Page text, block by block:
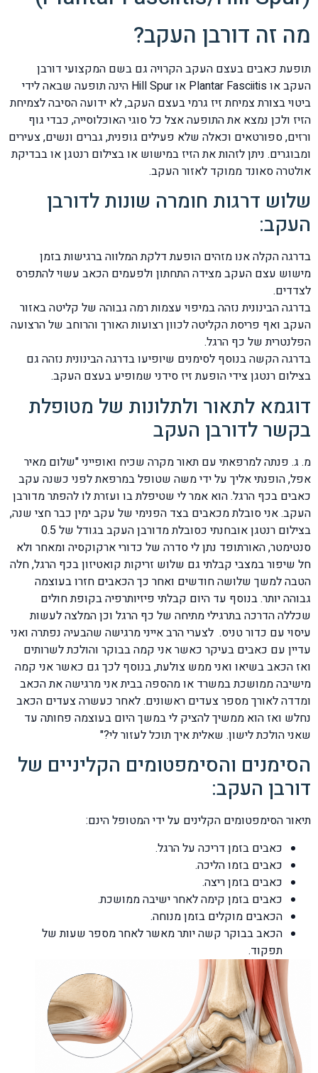
מה זה דורבן העקב?
תופעת כאבים בעצם העקב הקרויה גם בשם המקצועי דורבן
העקב או Plantar Fasciitis או Hill Spur הינה תופעה שבאה לידי
ביטוי בצורת צמיחת זיז גרמי בעצם העקב, לא ידועה הסיבה לצמיחת
הזיז ולכן נמצא את התופעה אצל כל סוגי האוכלוסייה, כבדי גוף
ורזים, ספורטאים וכאלה שלא פעילים גופנית, גברים ונשים, צעירים
ומבוגרים. ניתן לזהות את הזיז במישוש או בצילום רנטגן או בבדיקת
אולטרה סאונד ממוקד לאזור העקב.
שלוש דרגות חומרה שונות לדורבן
העקב:
בדרגה הקלה אנו מזהים הופעת דלקת המלווה ברגישות בזמן
מישוש עצם העקב מצידה התחתון ולפעמים הכאב עשוי להתפרס
לצדדים.
בדרגה הבינונית נזהה במיפוי עצמות רמה גבוהה של קליטה באזור
העקב ואף פריסת הקליטה לכוון רצועות האורך והרוחב של הרצועה
הפלנטרית של כף הרגל.
בדרגה הקשה בנוסף לסימנים שיופיעו בדרגה הבינונית נזהה גם
בצילום רנטגן צידי הופעת זיז סידני שמופיע בעצם העקב.
דוגמא לתאור ולתלונות של מטופלת
בקשר לדורבן העקב
מ. ג. פנתה למרפאתי עם תאור מקרה שכיח ואופייני "שלום מאיר
אפל, הופנתי אליך על ידי משה שטופל במרפאת לפני כשנה עקב
כאבים בכף הרגל. הוא אמר לי שטיפלת בו ועזרת לו להפתר מדורבן
העקב. אני סובלת מכאבים בצד הפנימי של עקב ימין כבר חצי שנה,
בצילום רנטגן אובחנתי כסובלת מדורבן העקב בגודל של 0.5
סנטימטר, האורתופד נתן לי סדרה של כדורי ארקוקסיה ומאחר ולא
חל שיפור במצבי קבלתי גם שלוש זריקות קואטיזון בכף הרגל, חלה
הטבה למשך שלושה חודשים ואחר כך הכאבים חזרו בעוצמה
גבוהה יותר. בנוסף עד היום קבלתי פיזיותרפיה בקופת חולים
שכללה הדרכה בתרגילי מתיחה של כף הרגל וכן המלצה לעשות
עיסוי עם כדור טניס. לצערי הרב אייני מרגישה שהבעיה נפתרה ואני
עדיין עם כאבים בעיקר כאשר אני קמה בבוקר והולכת לשרותים
ואז הכאב בשיאו ואני ממש צולעת, בנוסף לכך גם כאשר אני קמה
מישיבה ממושכת במשרד או מהספה בבית אני מרגישה את הכאב
ומדדה לאורך מספר צעדים ראשונים. לאחר כעשרה צעדים הכאב
נחלש ואז הוא ממשיך להציק לי במשך היום בעוצמה פחותה עד
שאני הולכת לישון. שאלית איך תוכל לעזור לי?"
הסימנים והסימפטומים הקליניים של
דורבן העקב:
תיאור הסימפטומים הקלינים על ידי המטופל הינם:
כאבים בזמן דריכה על הרגל.
כאבים בזמו הליכה.
כאבים בזמן ריצה.
כאבים בזמן קימה לאחר ישיבה ממושכת.
הכאבים מוקלים בזמן מנוחה.
הכאב בבוקר קשה יותר מאשר לאחר מספר שעות של
תפקוד.